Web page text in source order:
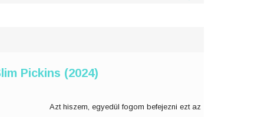
Pickins (2024)
Azt hiszem, egyedül fogom befejezni ezt az